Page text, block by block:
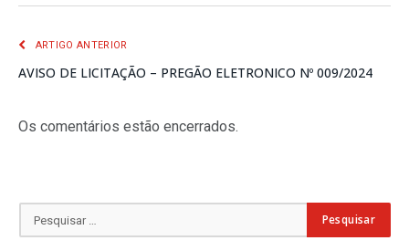
ARTIGO ANTERIOR
AVISO DE LICITAÇÃO – PREGÃO ELETRONICO Nº 009/2024
Os comentários estão encerrados.